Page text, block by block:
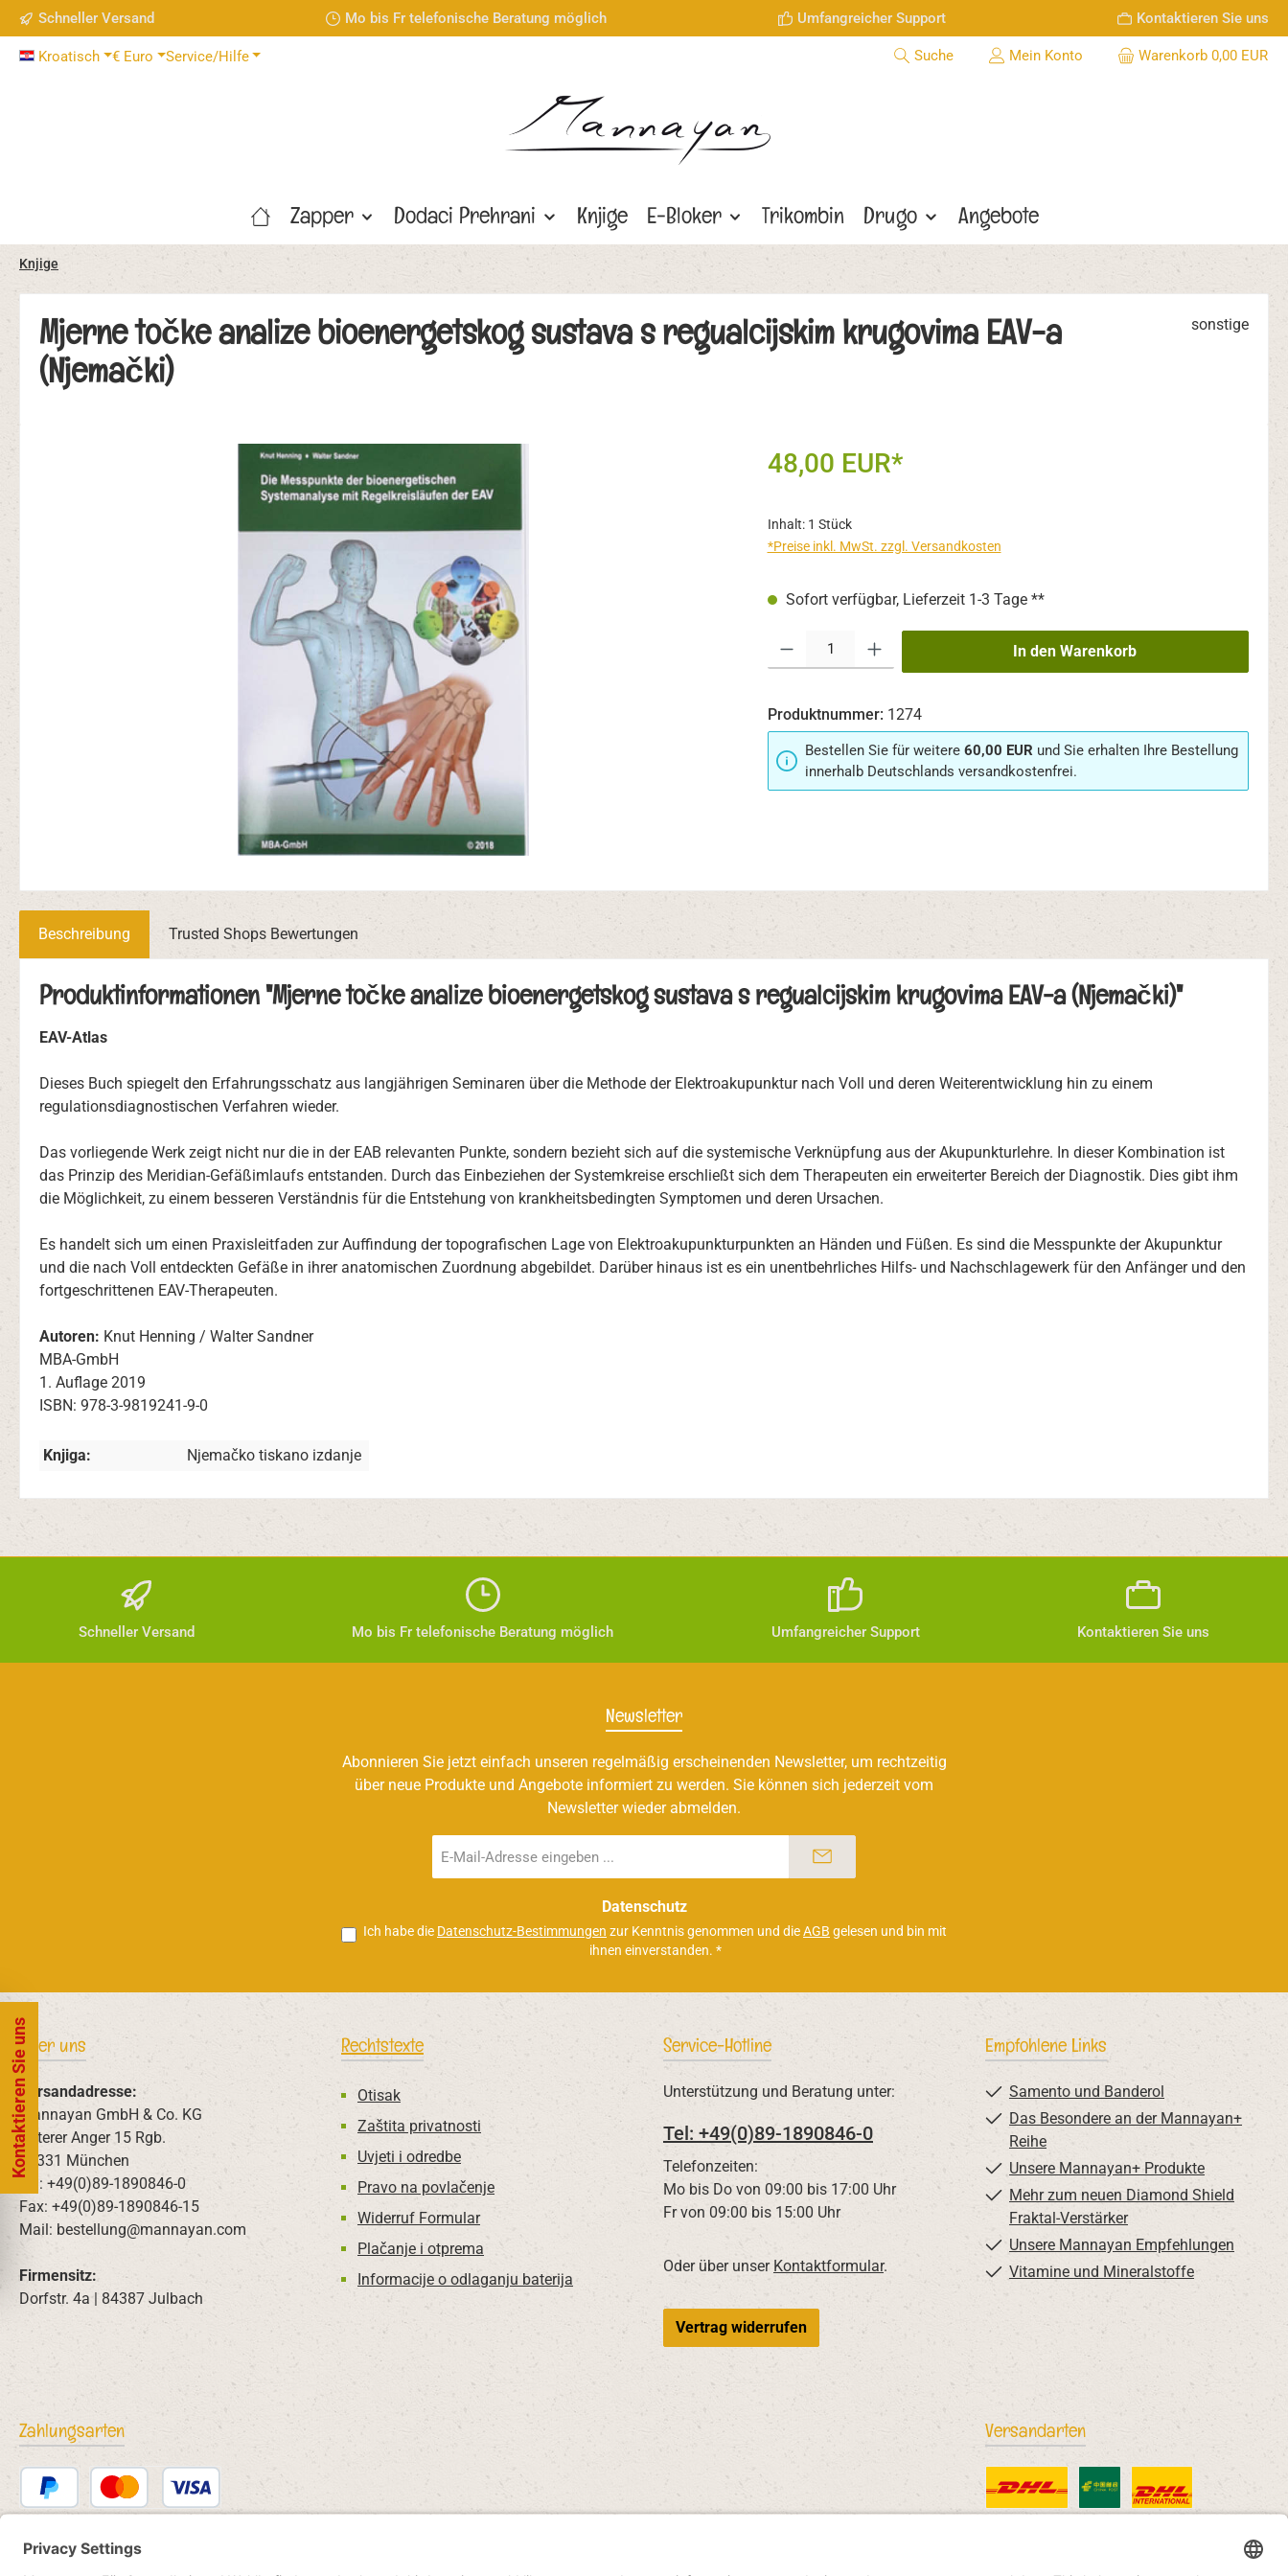
Hauptinhalt springen
Zur Suche springen
Zur Hauptnavigation springen
Schneller Versand Mo bis Fr telefonische Beratung möglich Umfangreicher Support Kontaktieren Sie uns
Kroatisch € Euro Service/Hilfe Suche Mein Konto Warenkorb 0,00 EUR
Zapper Dodaci Prehrani Knjige E-Bloker Trikombin Drugo Angebote
Knjige
Mjerne točke analize bioenergetskog sustava s regualcijskim krugovima EAV-a
(Njemački)
sonstige
48,00 EUR*
Inhalt: 1 Stück
*Preise inkl. MwSt. zzgl. Versandkosten
Sofort verfügbar, Lieferzeit 1-3 Tage **
Produkt Anzahl: Gib den gewünschten Wert ein oder benutze die Schaltflächen um die
In den Warenkorb
Produktnummer: 1274
Bestellen Sie für weitere 60,00 EUR und Sie erhalten Ihre Bestellung
innerhalb Deutschlands versandkostenfrei.
Beschreibung Trusted Shops Bewertungen
Produktinformationen "Mjerne točke analize bioenergetskog sustava s regualcijskim krugovima EAV-a (Njemački)"
EAV-Atlas
Dieses Buch spiegelt den Erfahrungsschatz aus langjährigen Seminaren über die Methode der Elektroakupunktur nach Voll und deren Weiterentwicklung hin zu einem
regulationsdiagnostischen Verfahren wieder.
Das vorliegende Werk zeigt nicht nur die in der EAB relevanten Punkte, sondern bezieht sich auf die systemische Verknüpfung aus der Akupunkturlehre. In dieser Kombination ist
das Prinzip des Meridian-Gefäßimlaufs entstanden. Durch das Einbeziehen der Systemkreise erschließt sich dem Therapeuten ein erweiterter Bereich der Diagnostik. Dies gibt ihm
die Möglichkeit, zu einem besseren Verständnis für die Entstehung von krankheitsbedingten Symptomen und deren Ursachen.
Es handelt sich um einen Praxisleitfaden zur Auffindung der topografischen Lage von Elektroakupunkturpunkten an Händen und Füßen. Es sind die Messpunkte der Akupunktur
und die nach Voll entdeckten Gefäße in ihrer anatomischen Zuordnung abgebildet. Darüber hinaus ist es ein unentbehrliches Hilfs- und Nachschlagewerk für den Anfänger und den
fortgeschrittenen EAV-Therapeuten.
Autoren: Knut Henning / Walter Sandner
MBA-GmbH
1. Auflage 2019
ISBN: 978-3-9819241-9-0
Knjiga: Njemačko tiskano izdanje
Schneller Versand Mo bis Fr telefonische Beratung möglich Umfangreicher Support Kontaktieren Sie uns
Newsletter
Abonnieren Sie jetzt einfach unseren regelmäßig erscheinenden Newsletter, um rechtzeitig
über neue Produkte und Angebote informiert zu werden. Sie können sich jederzeit vom
Newsletter wieder abmelden.
Mail-
Datenschutz
Ich habe die Datenschutz-Bestimmungen zur Kenntnis genommen und dieAGB gelesen und bin mit
ihnen einverstanden. *
Über uns
Versandadresse:
Mannayan GmbH & Co. KG
Unterer Anger 15 Rgb.
80331 München
Tel: +49(0)89-1890846-0
Fax: +49(0)89-1890846-15
Mail: bestellung@mannayan.com
Firmensitz:
Dorfstr. 4a | 84387 Julbach
Rechtstexte
Otisak
Zaštita privatnosti
Uvjeti i odredbe
Pravo na povlačenje
Widerruf Formular
Plačanje i otprema
Informacije o odlaganju baterija
Service-Hotline
Unterstützung und Beratung unter:
Tel: +49(0)89-1890846-0
Telefonzeiten:
Mo bis Do von 09:00 bis 17:00 Uhr
Fr von 09:00 bis 15:00 Uhr
Oder über unser Kontaktformular.
Vertrag widerrufen
Empfohlene Links
Samento und Banderol
Das Besondere an der Mannayan+
Reihe
Unsere Mannayan+ Produkte
Mehr zum neuen Diamond Shield
Fraktal-Verstärker
Unsere Mannayan Empfehlungen
Vitamine und Mineralstoffe
Zahlungsarten
PayPal Kredit- oder Debitkarte
Bancontact SEPA Lastschrift
eps
Versandarten
DHL StandardChina PostDHL International
Kontaktieren Sie uns